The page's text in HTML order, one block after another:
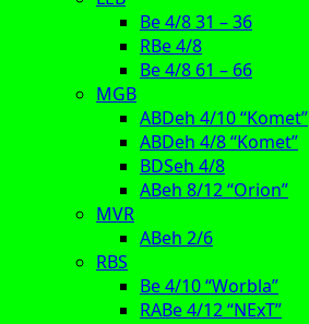
Be 4/8 31 – 36
RBe 4/8
Be 4/8 61 – 66
MGB
ABDeh 4/10 “Komet”
ABDeh 4/8 “Komet”
BDSeh 4/8
ABeh 8/12 “Orion”
MVR
ABeh 2/6
RBS
Be 4/10 “Worbla”
RABe 4/12 “NExT”